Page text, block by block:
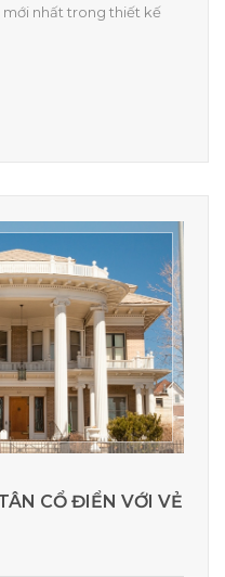
nhất trong thiết kế
CỔ ĐIỂN VỚI VẺ